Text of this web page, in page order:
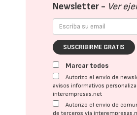
Newsletter - Ver
SUSCRIBIRME GRATIS
Marcar todos
Autorizo el envío de
avisos informativos
interempresas.net
Autorizo el envío de
de terceros vía